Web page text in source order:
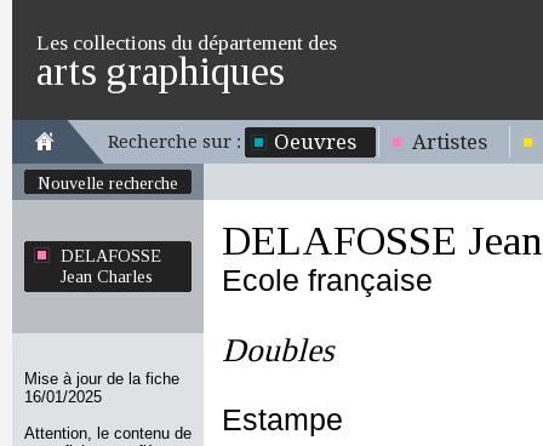
Les collections du département des
arts graphiques
Recherche sur : Oeuvres Artistes
Nouvelle recherche
DELAFOSSE
Jean Charles
Mise à jour de la fiche
16/01/2025
Attention, le contenu de
DELAFOSSE
Ecole française
Doubles
Estampe